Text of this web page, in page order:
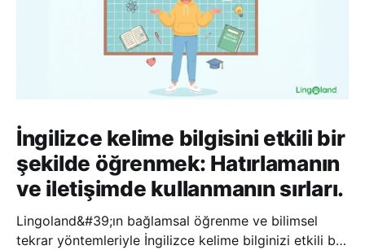
İngilizce kelime bilgisini etkili bir
şekilde öğrenmek: Hatırlamanın
ve iletişimde kullanmanın sırları.
Lingoland&#39;ın bağlamsal öğrenme ve bilimsel
tekrar yöntemleriyle İngilizce kelime bilginizi etkili bir